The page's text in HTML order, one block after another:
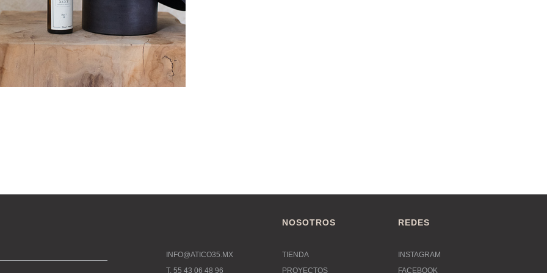
INFO@ATICO35.MX
T. 55 43 06 48 96
NOSOTROS
TIENDA
PROYECTOS
REDES
INSTAGRAM
FACEBOOK